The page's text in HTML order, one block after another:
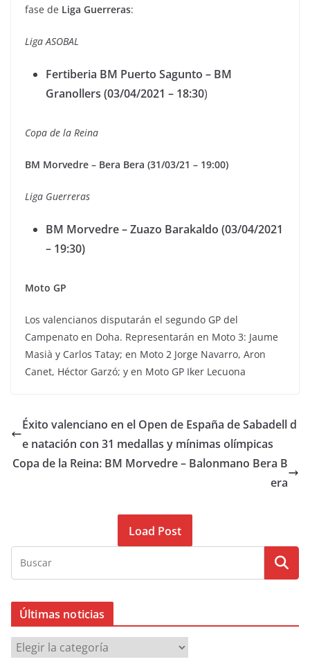
fase de Liga Guerreras:
Liga ASOBAL
Fertiberia BM Puerto Sagunto – BM
Granollers (03/04/2021 – 18:30)
Copa de la Reina
BM Morvedre – Bera Bera (31/03/21 – 19:00)
Liga Guerreras
BM Morvedre – Zuazo Barakaldo (03/04/2021
– 19:30)
Moto GP
Los valencianos disputarán el segundo GP del
Campenato en Doha. Representarán en Moto 3: Jaume
Masià y Carlos Tatay; en Moto 2 Jorge Navarro, Aron
Canet, Héctor Garzó; y en Moto GP Iker Lecuona
Éxito valenciano en el Open de España de Sabadell d
e natación con 31 medallas y mínimas olímpicas
Copa de la Reina: BM Morvedre – Balonmano Bera B
era
Load Post
Últimas noticias
Ú